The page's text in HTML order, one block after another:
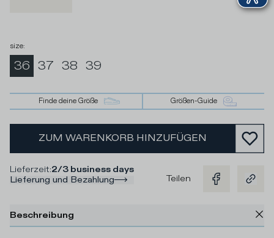
size:
36 37 38 39
Finde deine Größe Größen-Guide
ZUM WARENKORB HINZUFÜGEN
Lieferzeit:2/3 business days
Lieferung und Bezahlung
Teilen
Beschreibung